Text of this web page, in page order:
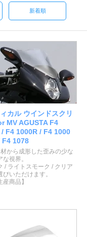
新着順
カル ウインドスクリ
MV AGUSTA F4
/ F4 1000R / F4 1000
F4 1078
から成形した歪みの少な
な視界。
/ ライトスモーク / クリア
びいただけます。
産商品】